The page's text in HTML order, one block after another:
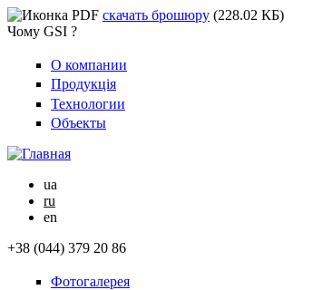
скачать брошюру (228.02 КБ)
Чому GSI ?
О компании
Продукція
Технологии
Объекты
ua
ru
en
+38 (044) 379 20 86
Фотогалерея